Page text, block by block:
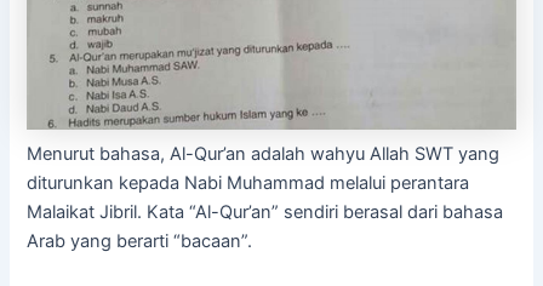
Menurut bahasa, Al-Qur’an adalah wahyu Allah SWT yang
diturunkan kepada Nabi Muhammad melalui perantara
Malaikat Jibril. Kata “Al-Qur’an” sendiri berasal dari bahasa
Arab yang berarti “bacaan”.